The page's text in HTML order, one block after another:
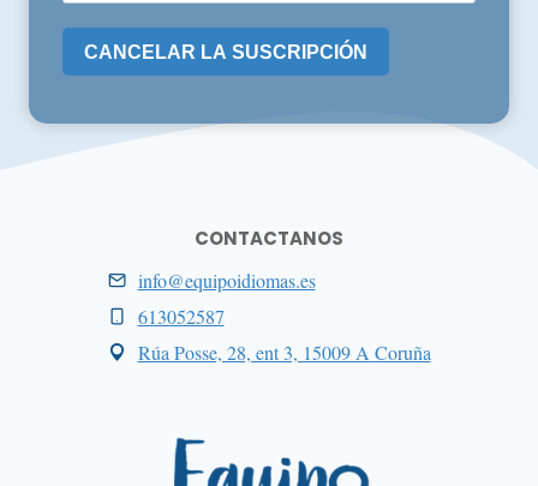
CANCELAR LA SUSCRIPCIÓN
CONTACTANOS
info@equipoidiomas.es
613052587
Rúa Posse, 28, ent 3, 15009 A Coruña